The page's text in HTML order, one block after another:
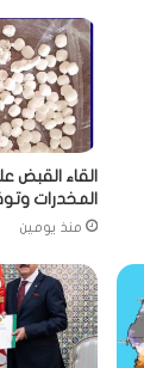
القاء القبض
المخدرات وتوقيف
منذ يومين